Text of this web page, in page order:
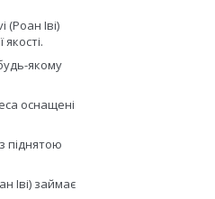
(Роан Іві)
якому
оснащені
піднятою
Іві) займає